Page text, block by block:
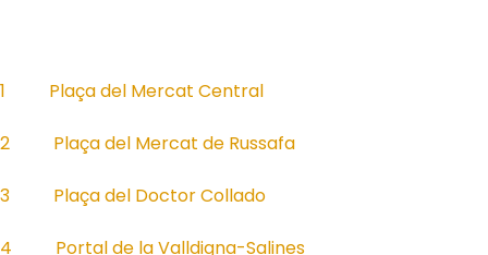
1 Plaça del Mercat Central
2 Plaça del Mercat de Russafa
3 Plaça del Doctor Collado
4 Portal de la Valldigna-Salines